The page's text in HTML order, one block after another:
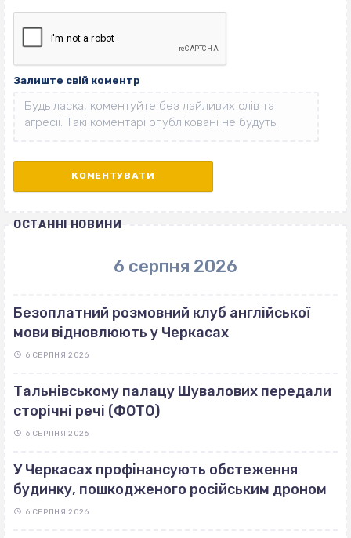
Залиште свій коментр
ОСТАННІ НОВИНИ
6 серпня 2026
Безоплатний розмовний клуб англійської
мови відновлюють у Черкасах
6 СЕРПНЯ 2026
Тальнівському палацу Шувалових передали
сторічні речі (ФОТО)
6 СЕРПНЯ 2026
У Черкасах профінансують обстеження
будинку, пошкодженого російським дроном
6 СЕРПНЯ 2026